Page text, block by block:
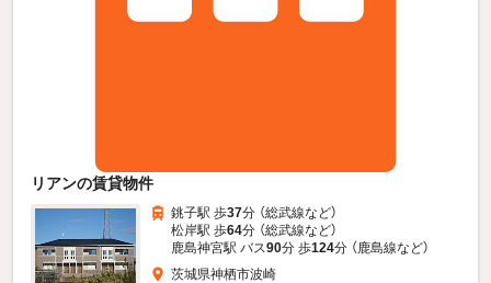
リアンの賃貸物件
銚子駅 歩37分 （総武線など）
松岸駅 歩64分 （総武線など）
鹿島神宮駅 バス90分 歩124分 （鹿島線など）
茨城県神栖市波崎